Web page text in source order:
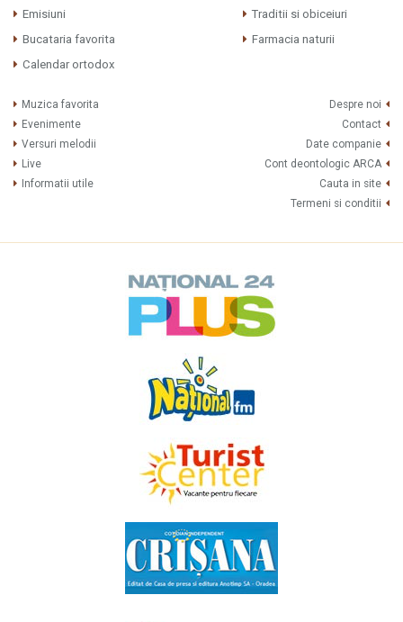
Emisiuni
Traditii si obiceiuri
Bucataria favorita
Farmacia naturii
Calendar ortodox
Muzica favorita
Evenimente
Versuri melodii
Live
Informatii utile
Despre noi
Contact
Date companie
Cont deontologic ARCA
Cauta in site
Termeni si conditii